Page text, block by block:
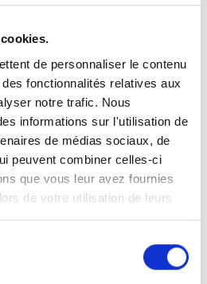
de personnaliser le contenu
fonctionnalités relatives aux
notre trafic. Nous
informations sur l'utilisation de
de médias sociaux, de
peuvent combiner celles-ci
que vous leur avez fournies
de votre utilisation de leurs
Classic 24"